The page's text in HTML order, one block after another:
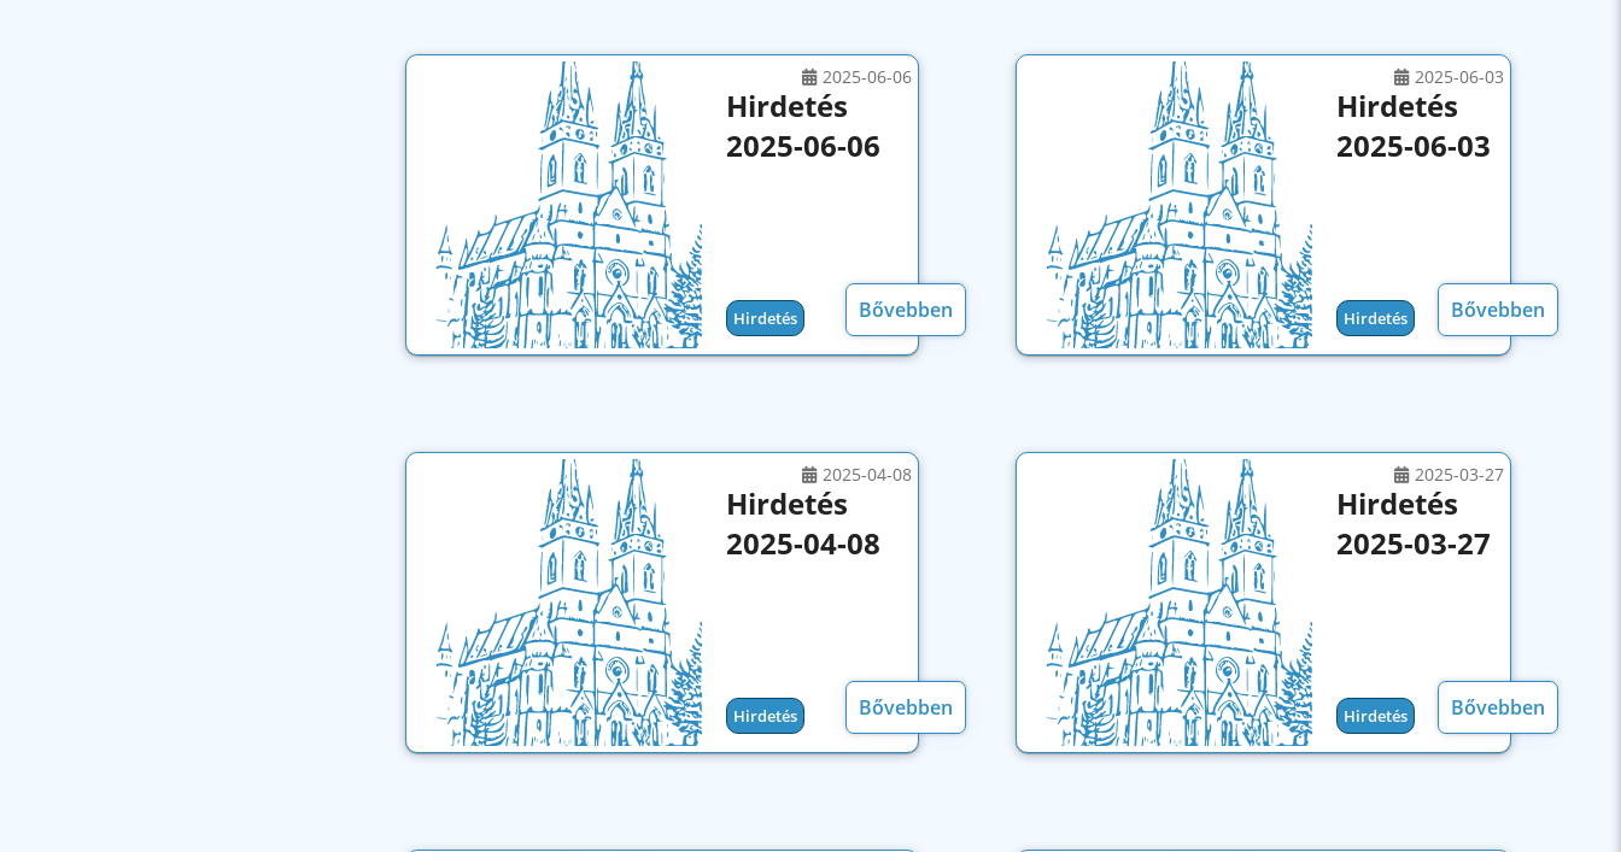
megvalósítása, a
közösségek
megerősítése...
Hirdetés
részéreA Ditrói
Önkéntes
Tűzoltó Alakulat
vagy más
Hirdetés
2025-06-06
Hirdetés
2025-06-06
Bővebben
Hirdetés
2025-06-03
Hirdetés
2025-06-03
Bővebben
Hirdetés
2025-04-08
Hirdetés
2025-04-08
Bővebben
Hirdetés
2025-03-27
Hirdetés
2025-03-27
Bővebben